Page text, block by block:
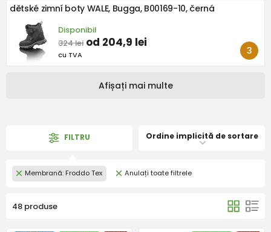
dětské zimní boty WALE, Bugga, B00169-10, černá
Disponibil
324 lei od 204,9 lei
cu TVA
Afișați mai multe
FILTRU Ordine implicită de sortare
Membrană: Froddo Tex Anulați toate filtrele
48 produse